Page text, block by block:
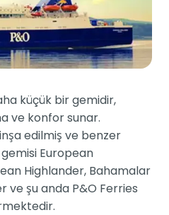
küçük bir gemidir,
ve konfor sunar.
edilmiş ve benzer
European
Highlander, Bahamalar
ve şu anda P&O Ferries